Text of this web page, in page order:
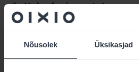
Nõusolek Üksikasjad
Vabadus ja vastutus
Juhi roll on luua selge siht ja
meeskonnale vabadus
ülesanne pole kontrollida